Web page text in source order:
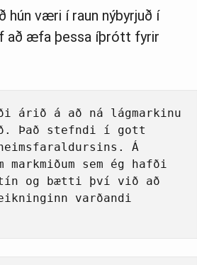
hún væri í raun nýbyrjuð í
að æfa þessa íþrótt fyrir
árið á að ná lágmarkinu
Það stefndi í gott
Á
sem ég hafði
og bætti því við að
varðandi